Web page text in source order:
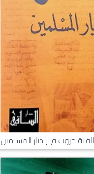
الفنة حروب في ديار المسلمين